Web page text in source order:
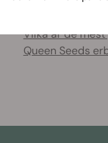
Vilka är de
Queen Seeds